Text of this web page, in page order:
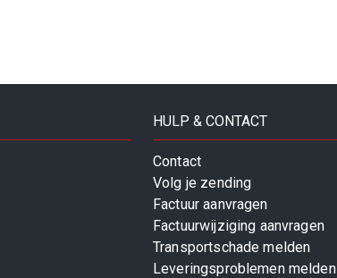
HULP & CONTACT
Contact
Volg je zending
Factuur aanvragen
Factuurwijziging aanvragen
Transportschade melden
Leveringsproblemen melden